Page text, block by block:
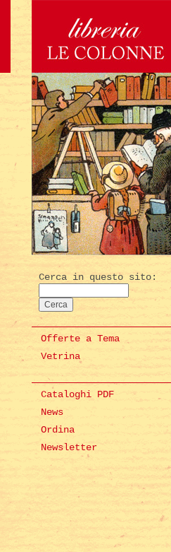
Cerca in questo sito:
Offerte a Tema
Vetrina
Cataloghi PDF
News
Ordina
Newsletter